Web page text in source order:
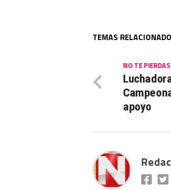
TEMAS
NO TE PIERDAS
apoyo